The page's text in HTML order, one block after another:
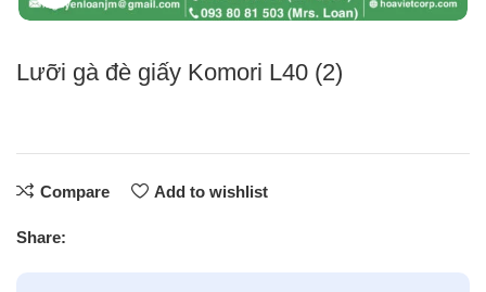
Lưỡi gà đè giấy Komori L40 (2)
Compare Add to wishlist
Share: